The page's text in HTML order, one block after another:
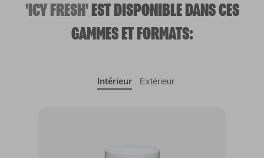
'ICY FRESH'EST DISPONIBLE DANS CES
GAMMES ET FORMATS:
Intérieur Extérieur